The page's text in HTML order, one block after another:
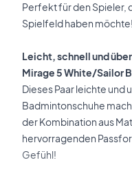
Perfekt für den Spieler,
Spielfeld haben möchte!
Leicht, schnell und
Mirage 5 White/Sailor
Dieses Paar leichte und
Badmintonschuhe
der Kombination aus
hervorragenden
Gefühl!